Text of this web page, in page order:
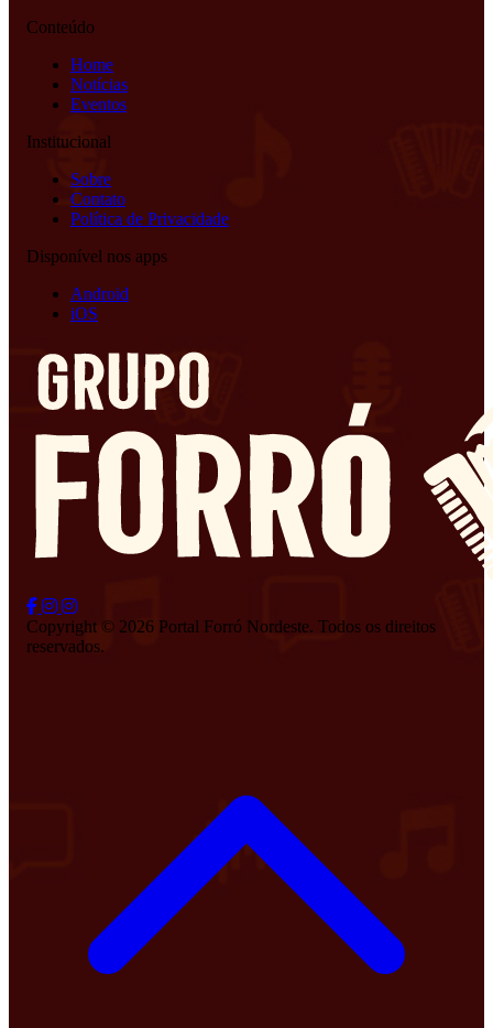
Conteúdo
Home
Notícias
Eventos
Institucional
Sobre
Contato
Política de Privacidade
Disponível nos apps
Android
iOS
Copyright © 2026 Portal Forró Nordeste. Todos os direitos
reservados.